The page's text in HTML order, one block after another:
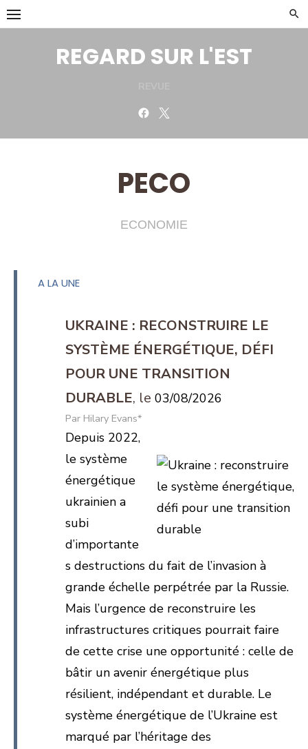
Skip
to
REGARD SUR L'EST
Facebook
PECO
ECONOMIE
A LA UNE
UKRAINE : RECONSTRUIRE LE
SYSTÈME ÉNERGÉTIQUE, DÉFI
POUR UNE TRANSITION
DURABLE
03/08/2026
Hilary Evans*
Depuis 2022,
le système
énergétique
ukrainien a
subi
d’importante
s destructions du fait de l’invasion à
grande échelle perpétrée par la Russie.
Mais l’urgence de reconstruire les
infrastructures critiques pourrait faire
de cette crise une opportunité : celle de
bâtir un avenir énergétique plus
résilient, indépendant et durable. Le
système énergétique de l’Ukraine est
marqué par l’héritage des